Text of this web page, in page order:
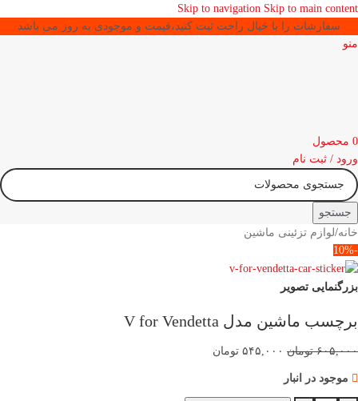
Skip to navigation Skip to main content
سفارشات را با خیال راحت ثبت کنید،قیمت و موجودی به روز می باشد
منو
0 محصول
ورود / ثبت نام
جستجو
خانه/لوازم تزئینی ماشین
-10%
بزرگنمایی تصویر
برچسب ماشین مدل V for Vendetta
۶۰۵,۰۰۰ تومان ۵۴۵,۰۰۰ تومان
موجود در انبار